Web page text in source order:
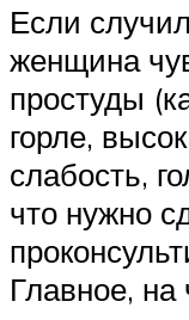
Если
женщина
простуды
горле,
слабость,
что нужно
Главное,